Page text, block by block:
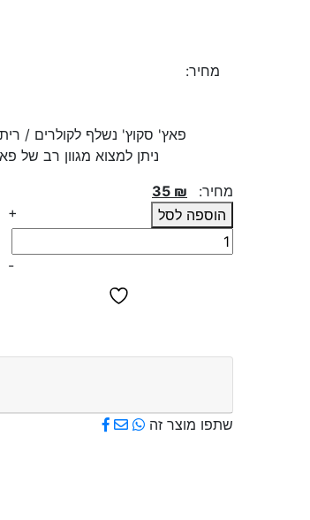
מחיר:
פאץ' סקוץ' נשלף לקולרים /
ניתן למצוא מגוון רב של
מחיר:
35 ₪
הוספה לסל
+
כמות
של
-
שתפו מוצר זה